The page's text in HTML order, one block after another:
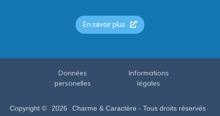
En savoir plus
Copyright © 2026 Charme & Caractère - Tous droits réservés
Données
personelles
Informations
légales